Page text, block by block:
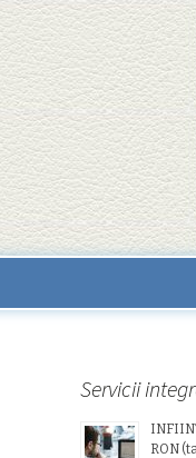
Servicii
RON